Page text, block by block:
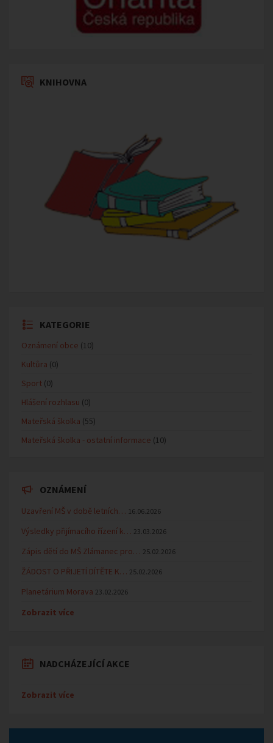
KNIHOVNA
KATEGORIE
Oznámení obce (10)
Kultůra (0)
Sport (0)
Hlášení rozhlasu (0)
Mateřská školka (55)
Mateřská školka - ostatní informace (10)
OZNÁMENÍ
Uzavření MŠ v době letních… 16.06.2026
Výsledky přijímacího řízení k… 23.03.2026
Zápis dětí do MŠ Zlámanec pro… 25.02.2026
ŽÁDOST O PŘIJETÍ DÍTĚTE K… 25.02.2026
Planetárium Morava 23.02.2026
Zobrazit více
NADCHÁZEJÍCÍ AKCE
Zobrazit více